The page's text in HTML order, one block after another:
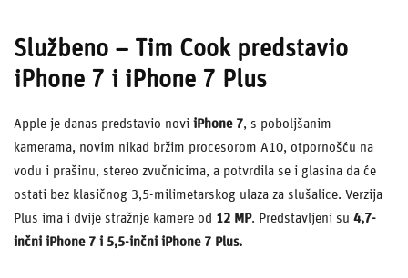
Službeno – Tim Cook predstavio
iPhone 7 i iPhone 7 Plus
Apple je danas predstavio novi iPhone 7, s poboljšanim
kamerama, novim nikad bržim procesorom A10, otpornošću na
vodu i prašinu, stereo zvučnicima, a potvrdila se i glasina da će
ostati bez klasičnog 3,5-milimetarskog ulaza za slušalice. Verzija
Plus ima i dvije stražnje kamere od 12 MP. Predstavljeni su 4,7-
inčni iPhone 7 i 5,5-inčni iPhone 7 Plus.